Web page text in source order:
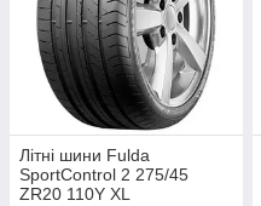
Літні шини Fulda
SportControl 2 275/45
ZR20 110Y XL